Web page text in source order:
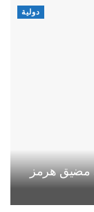
دولية
مضيق هرمز